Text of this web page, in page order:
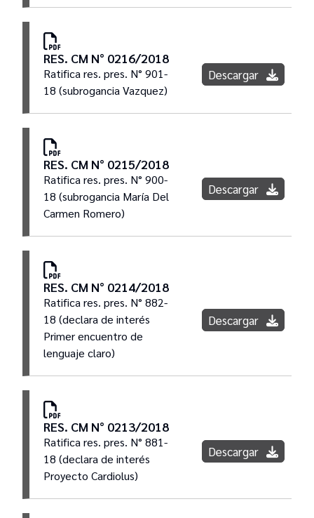
RES. CM N° 0216/2018
Ratifica res. pres. N° 901-
18 (subrogancia Vazquez)
Descargar
RES. CM N° 0215/2018
Ratifica res. pres. N° 900-
18 (subrogancia María Del
Carmen Romero)
Descargar
RES. CM N° 0214/2018
Ratifica res. pres. N° 882-
18 (declara de interés
Primer encuentro de
lenguaje claro)
Descargar
RES. CM N° 0213/2018
Ratifica res. pres. N° 881-
18 (declara de interés
Proyecto Cardiolus)
Descargar